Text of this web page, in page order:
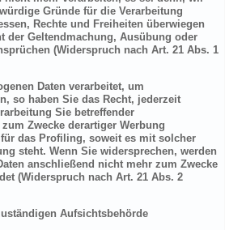
Gründe für die Verarbeitung
Rechte und Freiheiten überwiegen
der Geltendmachung, Ausübung oder
(Widerspruch nach Art. 21 Abs. 1
Daten verarbeitet, um
so haben Sie das Recht, jederzeit
Sie betreffender
Zwecke derartiger Werbung
das Profiling, soweit es mit solcher
steht. Wenn Sie widersprechen, werden
anschließend nicht mehr zum Zwecke
(Widerspruch nach Art. 21 Abs. 2
Aufsichtsbehörde